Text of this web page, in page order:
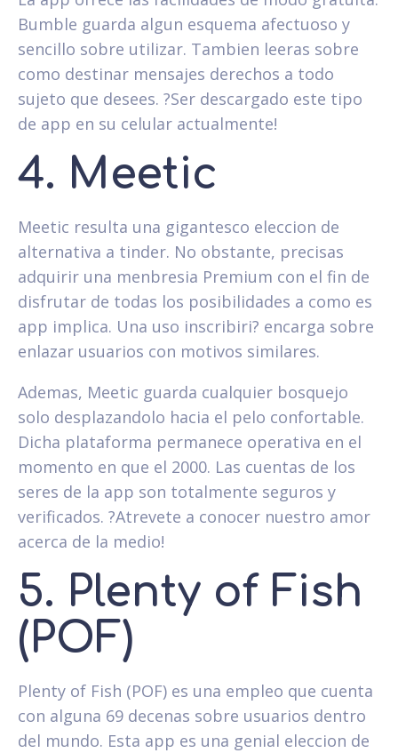
Bumble guarda algun esquema afectuoso y
sencillo sobre utilizar. Tambien leeras sobre
como destinar mensajes derechos a todo
sujeto que desees. ?Ser descargado este tipo
de app en su celular actualmente!
4. Meetic
Meetic resulta una gigantesco eleccion de
alternativa a tinder. No obstante, precisas
adquirir una menbresia Premium con el fin de
disfrutar de todas los posibilidades a como es
app implica. Una uso inscribiri? encarga sobre
enlazar usuarios con motivos similares.
Ademas, Meetic guarda cualquier bosquejo
solo desplazandolo hacia el pelo confortable.
Dicha plataforma permanece operativa en el
momento en que el 2000. Las cuentas de los
seres de la app son totalmente seguros y
verificados. ?Atrevete a conocer nuestro amor
acerca de la medio!
5. Plenty of Fish
(POF)
Plenty of Fish (POF) es una empleo que cuenta
con alguna 69 decenas sobre usuarios dentro
del mundo. Esta app es una genial eleccion de